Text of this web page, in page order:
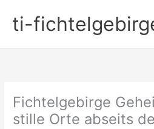
Inhalt
springen
ti-
Fichtelgebirge
stille Orte abseits